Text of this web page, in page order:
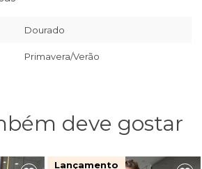
Dourado
Primavera/Verão
deve gostar
Lançamento